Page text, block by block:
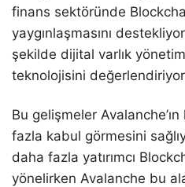
finans sektöründe
yaygınlaşmasını
şekilde dijital varlık
teknolojisini
Bu gelişmeler
fazla kabul görmesini
daha fazla yatırımcı
yönelirken Avalanche bu